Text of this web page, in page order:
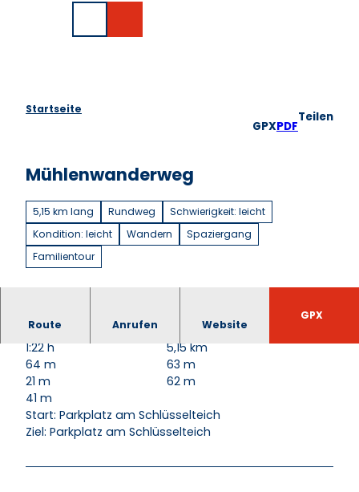
Startseite
GPXPDF
Teilen
Mühlenwanderweg
5,15 km lang Rundweg
Schwierigkeit: leicht
Kondition: leicht
Wandern
Spaziergang
Familientour
Route Anrufen Website
GPX
1:22 h
5,15 km
64 m
63 m
21 m
62 m
41 m
Start: Parkplatz am Schlüsselteich
Ziel: Parkplatz am Schlüsselteich